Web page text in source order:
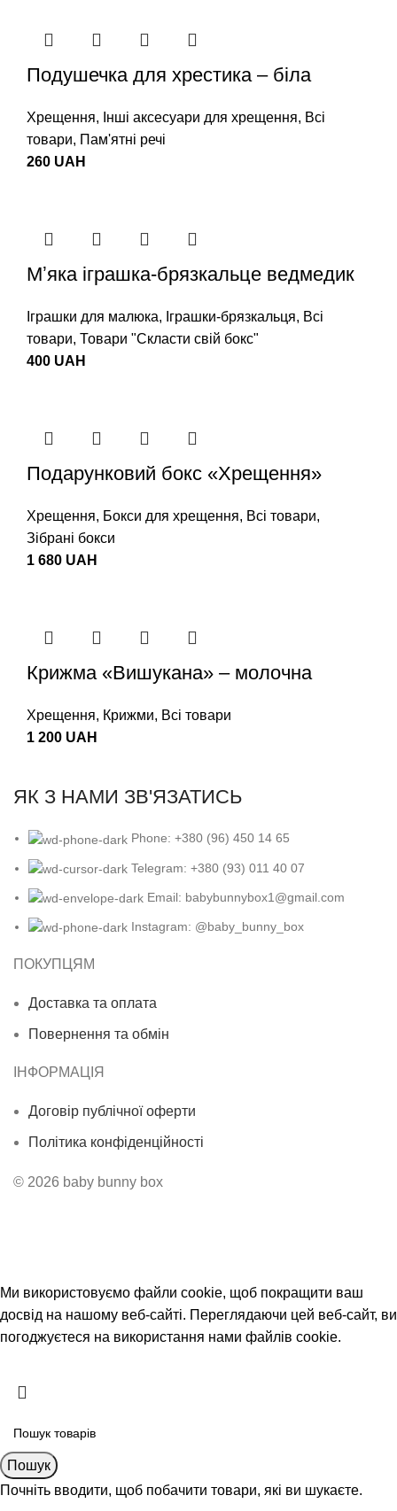
Подушечка для хрестика – біла
Хрещення, Інші аксесуари для хрещення, Всі
товари, Пам'ятні речі
260 UAH
Мʼяка іграшка-брязкальце ведмедик
Іграшки для малюка, Іграшки-брязкальця, Всі
товари, Товари "Cкласти свій бокс"
400 UAH
Подарунковий бокс «Хрещення»
Хрещення, Бокси для хрещення, Всі товари,
Зібрані бокси
1 680 UAH
Крижма «Вишукана» – молочна
Хрещення, Крижми, Всі товари
1 200 UAH
ЯК З НАМИ ЗВ'ЯЗАТИСЬ
Phone: +380 (96) 450 14 65
Telegram: +380 (93) 011 40 07
Email: babybunnybox1@gmail.com
Instagram: @baby_bunny_box
ПОКУПЦЯМ
Доставка та оплата
Повернення та обмін
ІНФОРМАЦІЯ
Договір публічної оферти
Політика конфіденційності
© 2026 baby bunny box
Ми використовуємо файли cookie, щоб покращити ваш
досвід на нашому веб-сайті. Переглядаючи цей веб-сайт, ви
погоджуєтеся на використання нами файлів cookie.
Пошук
Почніть вводити, щоб побачити товари, які ви шукаєте.